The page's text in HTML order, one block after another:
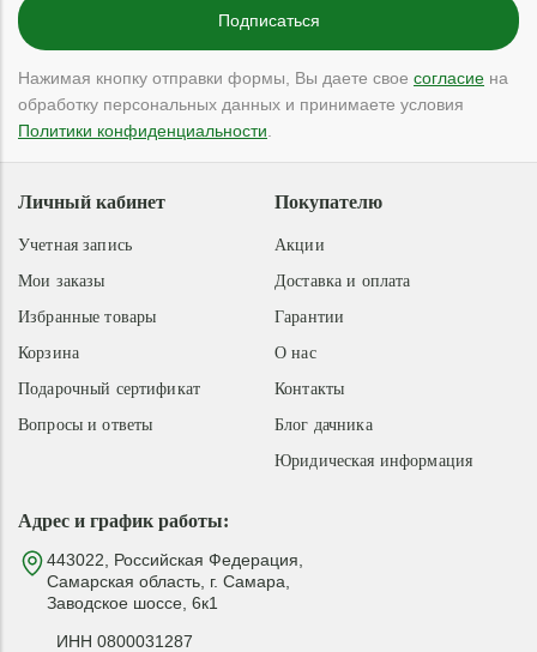
Нажимая кнопку отправки формы, Вы даете свое согласие на
обработку персональных данных и принимаете условия
Политики конфиденциальности
Адрес и график работы:
443022, Российская Федерация,
Самарская область, г. Самара,
Заводское шоссе, 6к1
ИНН 0800031287
Покупателю
Акции
Доставка и оплата
Гарантии
О нас
Контакты
Блог дачника
Юридическая информация
Личный кабинет
Учетная запись
Мои заказы
Избранные товары
Корзина
Подарочный сертификат
Вопросы и ответы